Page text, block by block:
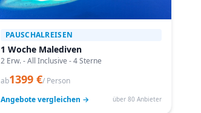
PAUSCHALREISEN
1 Woche Malediven
2 Erw. - All Inclusive - 4 Sterne
ab1399 €/ Person
Angebote vergleichen →
über 80 Anbieter